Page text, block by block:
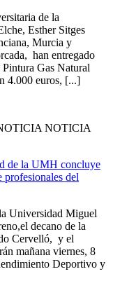
de la
Esther Sitges
Murcia y
han entregado
Gas Natural
4.000 euros, [...]
NOTICIA
de la UMH concluye
profesionales del
Universidad Miguel
decano de la
Cervelló, y el
mañana viernes, 8
Deportivo y